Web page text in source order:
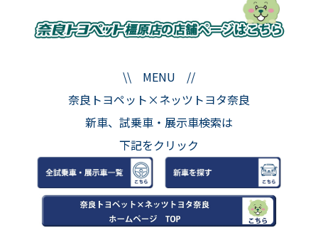
\\ MENU //
奈良トヨペット×ネッツトヨタ奈良
新車、試乗車・展示車検索は
下記をクリック